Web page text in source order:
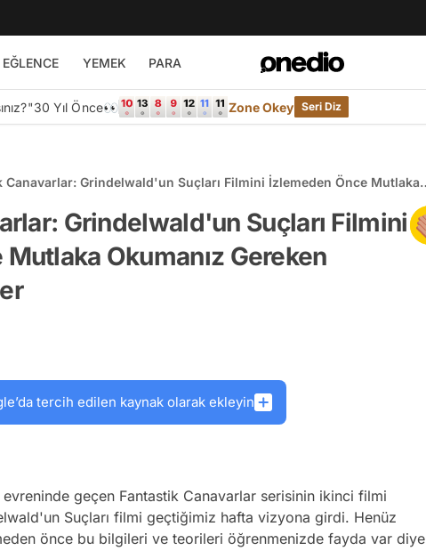
EĞLENCE YEMEK PARA
30 Yıl Önce👀 Zone Okey Seri Diz
Canavarlar: Grindelwald'un Suçları Filmini İzlemeden Önce Mutlaka
Grindelwald'un Suçları Filmini
Okumanız Gereken
tercih edilen kaynak olarak ekleyin
evreninde geçen Fantastik Canavarlar serisinin ikinci filmi
Suçları filmi geçtiğimiz hafta vizyona girdi. Henüz
önce bu bilgileri ve teorileri öğrenmenizde fayda var diye